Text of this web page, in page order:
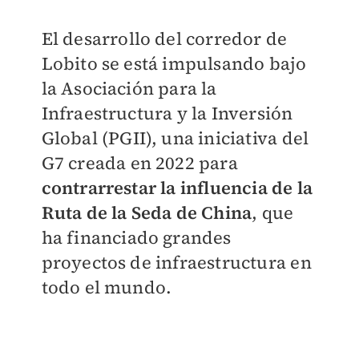
El desarrollo del corredor de
Lobito se está impulsando bajo
la Asociación para la
Infraestructura y la Inversión
Global (PGII), una iniciativa del
G7 creada en 2022 para
contrarrestar la influencia de la
Ruta de la Seda de China, que
ha financiado grandes
proyectos de infraestructura en
todo el mundo.